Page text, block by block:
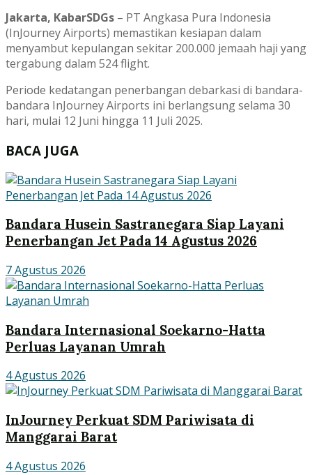
Jakarta, KabarSDGs – PT Angkasa Pura Indonesia
(InJourney Airports) memastikan kesiapan dalam
menyambut kepulangan sekitar 200.000 jemaah haji yang
tergabung dalam 524 flight.
Periode kedatangan penerbangan debarkasi di bandara-
bandara InJourney Airports ini berlangsung selama 30
hari, mulai 12 Juni hingga 11 Juli 2025.
BACA JUGA
Bandara Husein Sastranegara Siap Layani
Penerbangan Jet Pada 14 Agustus 2026
7 Agustus 2026
Bandara Internasional Soekarno-Hatta
Perluas Layanan Umrah
4 Agustus 2026
InJourney Perkuat SDM Pariwisata di
Manggarai Barat
4 Agustus 2026